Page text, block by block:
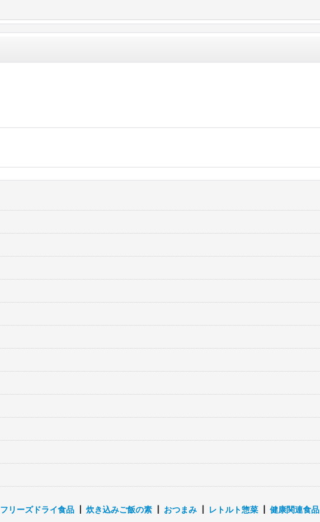
フリーズドライ食品 炊き込みご飯の素 おつまみ レトルト惣菜 健康関連食品